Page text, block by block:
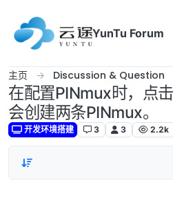
YunTu Forum
主页 Discussion & Question
在配置PINmux时，点
会创建两条PINmux。
开发环境搭建 3 3 2.2k